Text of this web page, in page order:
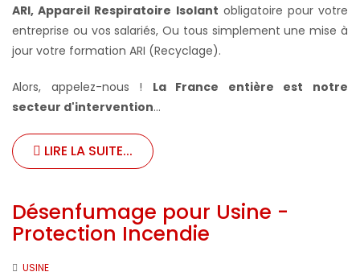
ARI, Appareil Respiratoire Isolant obligatoire pour votre
entreprise ou vos salariés,Ou tous simplement une mise à
jour votre formation ARI (Recyclage).
Alors, appelez-nous ! La France entière est notre
secteur d'intervention...
LIRE LA SUITE...
Désenfumage pour Usine -
Protection Incendie
USINE